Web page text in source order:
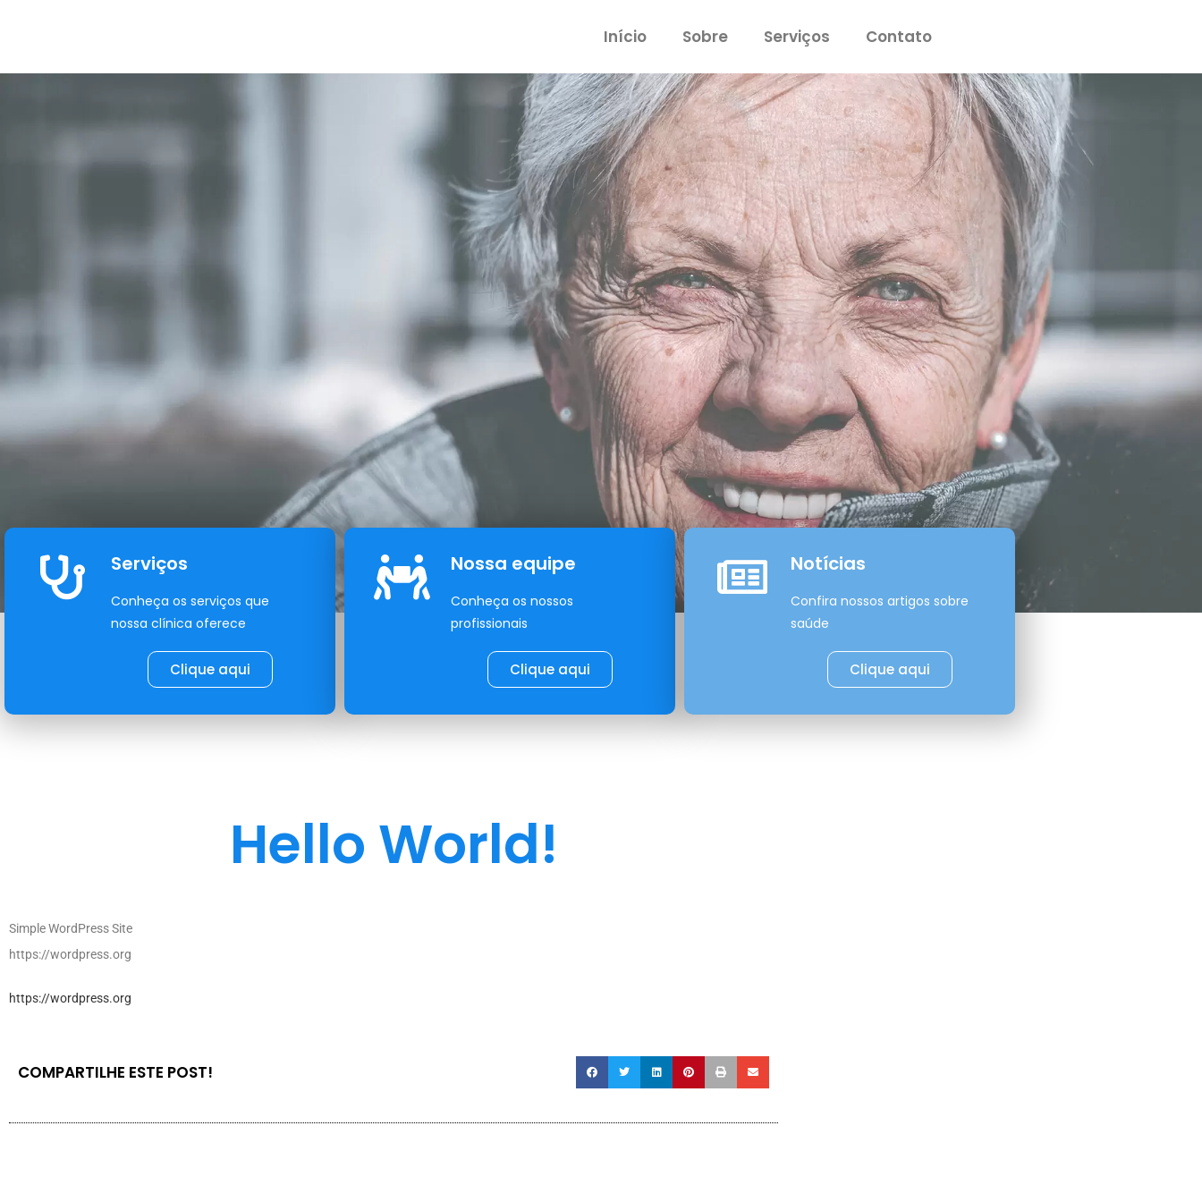
Início Sobre Serviços Contato
Serviços
Conheça os serviços que
nossa clínica oferece
Clique aqui
Nossa equipe
Conheça os nossos
profissionais
Clique aqui
Notícias
Confira nossos artigos sobre
saúde
Clique aqui
Hello World!
Simple WordPress Site
https://wordpress.org
https://wordpress.org
COMPARTILHE ESTE POST!